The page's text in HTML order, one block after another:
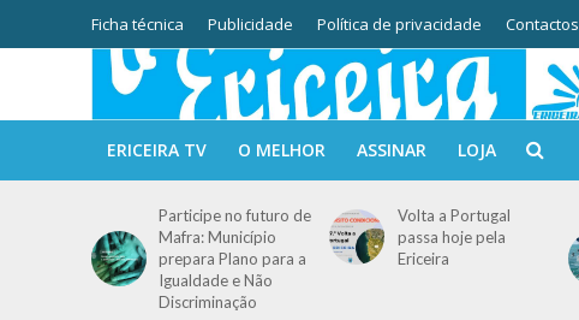
Ficha técnica Publicidade Política de privacidade Contactos
ERICEIRA TV O MELHOR ASSINAR LOJA
Participe no futuro de
Mafra: Município
prepara Plano para a
Igualdade e Não
Discriminação
Volta a Portugal
passa hoje pela
Ericeira